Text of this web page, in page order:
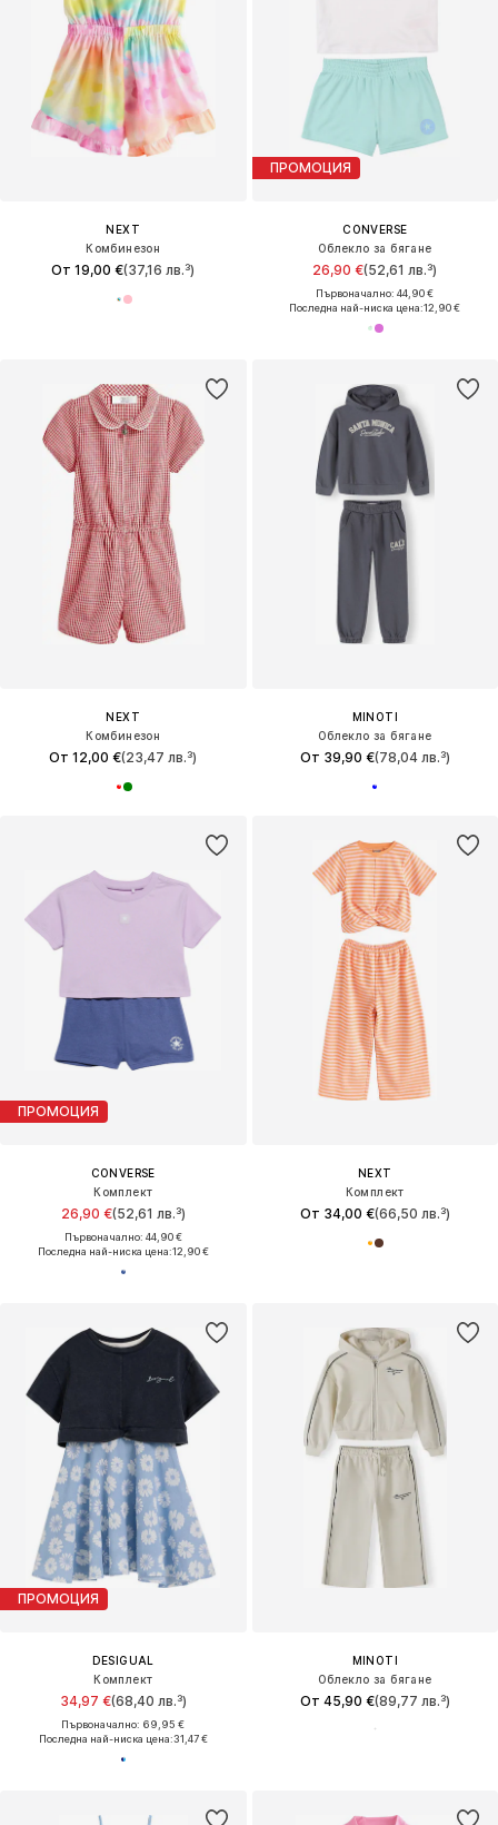
NEXT
Комбинезон
От 19,00 €(37,16 лв.³)
ПРОМОЦИЯ
CONVERSE
Облекло за бягане
26,90 €(52,61 лв.³)
Първоначално: 44,90 €
Последна най-ниска цена:12,90 €
NEXT
Комбинезон
От 12,00 €(23,47 лв.³)
MINOTI
Облекло за бягане
От 39,90 €(78,04 лв.³)
ПРОМОЦИЯ
CONVERSE
Комплект
26,90 €(52,61 лв.³)
Първоначално: 44,90 €
Последна най-ниска цена:12,90 €
NEXT
Комплект
От 34,00 €(66,50 лв.³)
ПРОМОЦИЯ
DESIGUAL
Комплект
34,97 €(68,40 лв.³)
Първоначално: 69,95 €
Последна най-ниска цена:31,47 €
MINOTI
Облекло за бягане
От 45,90 €(89,77 лв.³)